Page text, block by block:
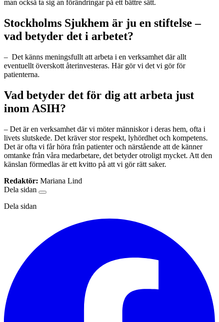
man också ta sig an förändringar på ett bättre sätt.
Stockholms Sjukhem är ju en stiftelse –
vad betyder det i arbetet?
– Det känns meningsfullt att arbeta i en verksamhet där allt
eventuellt överskott återinvesteras. Här gör vi det vi gör för
patienterna.
Vad betyder det för dig att arbeta just
inom ASIH?
– Det är en verksamhet där vi möter människor i deras hem, ofta i
livets slutskede. Det kräver stor respekt, lyhördhet och kompetens.
Det är ofta vi får höra från patienter och närstående att de känner
omtanke från våra medarbetare, det betyder otroligt mycket. Att den
känslan förmedlas är ett kvitto på att vi gör rätt saker.
Redaktör: Mariana Lind
Dela sidan
Dela sidan